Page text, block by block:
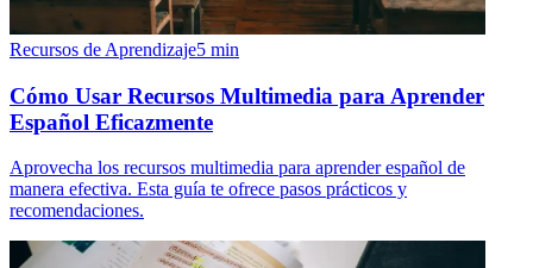
Recursos de Aprendizaje5 min
Cómo Usar Recursos Multimedia para Aprender
Español Eficazmente
Aprovecha los recursos multimedia para aprender español de
manera efectiva. Esta guía te ofrece pasos prácticos y
recomendaciones.